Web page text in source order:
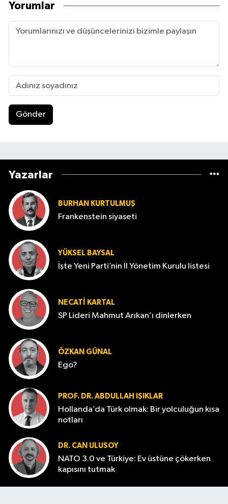
Yorumlar
Gönder
Yazarlar
BURHAN KURTULMUŞ
Frankenstein siyaseti
YÜKSEL BAYSAL
İşte Yeni Parti’nin İl Yönetim Kurulu listesi
NECATI KARTAL
SP Lideri Mahmut Arıkan’ı dinlerken
ÖZKAN GÜNAL
Ego?
PROF. DR. ABDULLAH IŞIKLAR
Hollanda’da Türk olmak: Bir yolculuğun kısa
notları
DR. CAN ULUSOY
NATO 3.0 ve Türkiye: Ev üstüne çökerken
kapısını tutmak